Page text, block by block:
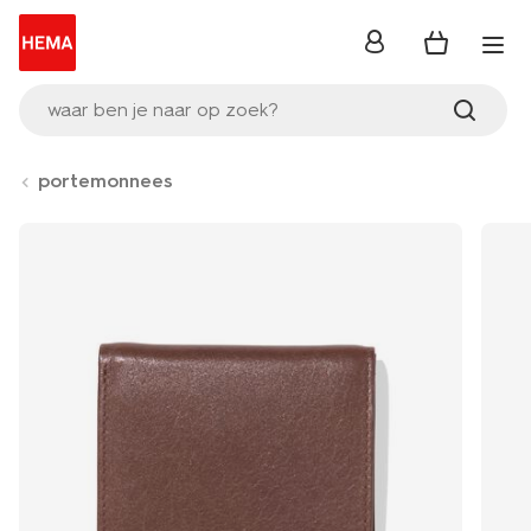
waar ben je naar op zoek?
inloggen
portemonnees